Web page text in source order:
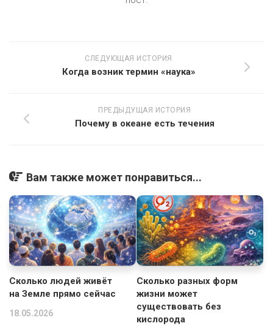
СЛЕДУЮЩАЯ ИСТОРИЯ
Когда возник термин «наука»
ПРЕДЫДУЩАЯ ИСТОРИЯ
Почему в океане есть течения
Вам также может понравиться...
Сколько людей живёт
на Земле прямо сейчас
18.05.2026
Сколько разных форм
жизни может
существовать без
кислорода